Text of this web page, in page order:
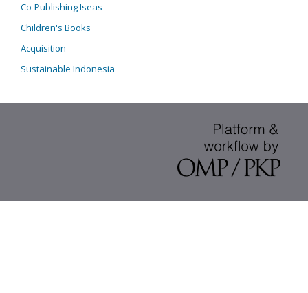
Co-Publishing Iseas
Children's Books
Acquisition
Sustainable Indonesia